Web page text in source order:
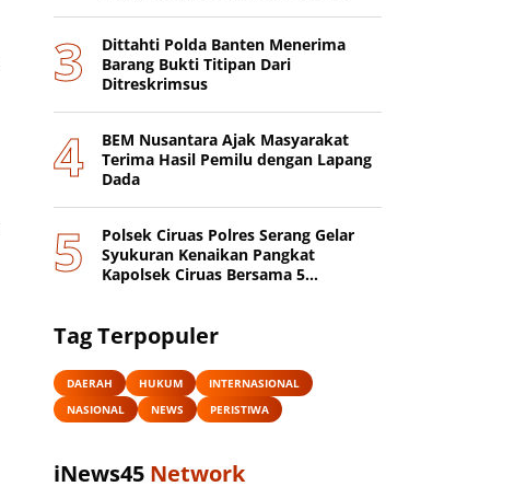
Dittahti Polda Banten Menerima
Barang Bukti Titipan Dari
Ditreskrimsus
BEM Nusantara Ajak Masyarakat
Terima Hasil Pemilu dengan Lapang
Dada
Polsek Ciruas Polres Serang Gelar
Syukuran Kenaikan Pangkat
Kapolsek Ciruas Bersama 5
Tag Terpopuler
DAERAH HUKUM
INTERNASIONAL
NASIONAL
NEWS PERISTIWA
iNews45 Network